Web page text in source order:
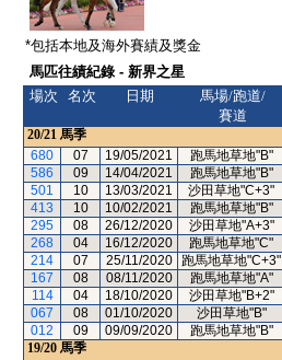
*包括本地及海外賽績及獎金
馬匹往績紀錄 - 新界之星
場次
名次 日期
馬場/跑道/
賽道
20/21 馬季
680
07 19/05/2021 跑馬地草地"B"
586
09 14/04/2021 跑馬地草地"B"
501
10 13/03/2021 沙田草地"C+3"
413
10 10/02/2021 跑馬地草地"B"
295
08 26/12/2020 沙田草地"A+3"
268
04 16/12/2020 跑馬地草地"C"
214
07 25/11/2020 跑馬地草地"C+3"
167
08 08/11/2020 跑馬地草地"A"
114
04 18/10/2020 沙田草地"B+2"
067
08 01/10/2020 沙田草地"B"
012
09 09/09/2020 跑馬地草地"B"
19/20 馬季